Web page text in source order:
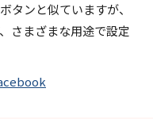
タンと似ていますが、
さまざまな用途で設定